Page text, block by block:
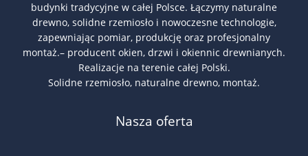
budynki tradycyjne w całej Polsce. Łączymy naturalne
drewno, solidne rzemiosło i nowoczesne technologie,
zapewniając pomiar, produkcję oraz profesjonalny
montaż.– producent okien, drzwi i okiennic drewnianych.
Realizacje na terenie całej Polski.
Solidne rzemiosło, naturalne drewno, montaż.
Nasza oferta